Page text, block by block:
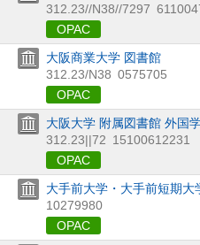
312.23//N38//7297
OPAC
大阪商業大学 図書館
312.23/N38 0575705
OPAC
大阪大学 附属図書館 外国
312.23||72 15100612231
OPAC
大手前大学・大手前短期大
10279980
OPAC